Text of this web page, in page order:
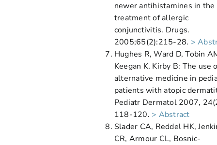
newer antihistamines in the
treatment of allergic
conjunctivitis. Drugs.
2005;65(2):215-28. >
Hughes R, Ward D, Tobin
Keegan K, Kirby B: The use
alternative medicine in
patients with atopic
Pediatr Dermatol 2007,
118-120. > Abstract
Slader CA, Reddel HK,
CR, Armour CL, Bosnic-